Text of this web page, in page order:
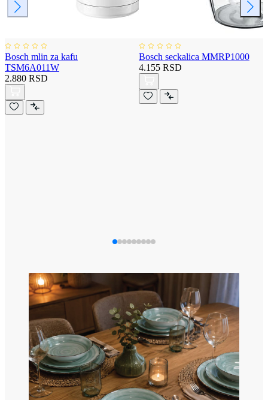
Bosch mlin za kafu
TSM6A011W
2.880 RSD
Bosch seckalica MMRP1000
4.155 RSD